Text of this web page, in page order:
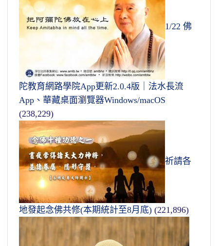
1/22 佛
陀教育網路學院App更新2.0.4版｜法水長流
App、華藏桌面瀏覽器Windows/macOS
(238,229)
祈請各
地發起念佛共修(本期統計至8月底) (221,896)